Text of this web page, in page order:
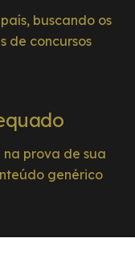
buscando os
de concursos
prova de sua
genérico